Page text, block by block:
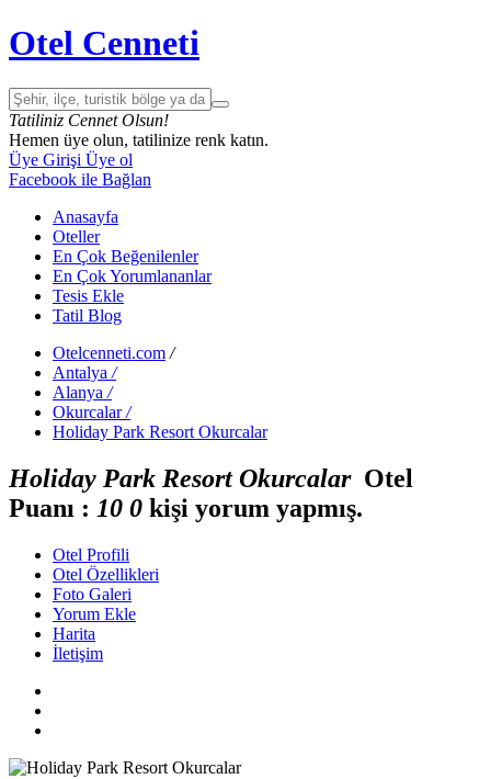
Otel Cenneti
Tatiliniz Cennet Olsun!
Hemen üye olun, tatilinize renk katın.
Üye Girişi Üye ol
Facebook ile Bağlan
Anasayfa
Oteller
En Çok Beğenilenler
En Çok Yorumlananlar
Tesis Ekle
Tatil Blog
Otelcenneti.com /
Antalya /
Alanya /
Okurcalar /
Holiday Park Resort Okurcalar
Holiday Park Resort OkurcalarOtel
Puanı : 10 0 kişi yorum yapmış.
Otel Profili
Otel Özellikleri
Foto Galeri
Yorum Ekle
Harita
İletişim